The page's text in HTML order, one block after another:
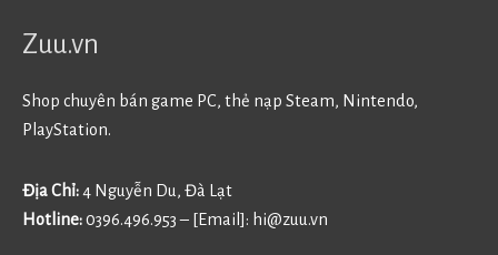
Zuu.vn
Shop chuyên bán game PC, thẻ nạp Steam, Nintendo,
PlayStation.
Địa Chỉ:4 Nguyễn Du, Đà Lạt
Hotline:0396.496.953 – [Email]: hi@zuu.vn